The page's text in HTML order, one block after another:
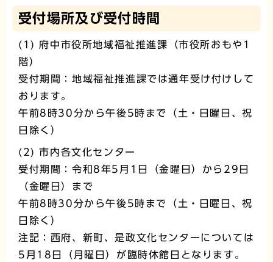
受付場所及び受付時間
(1) 府中市役所地域福祉推進課（市役所おもや1
階）
受付期間：地域福祉推進課では通年受け付けして
おります。
午前8時30分から午後5時まで（土・日曜日、祝
日除く）
(2) 市内各文化センター
受付期間：令和8年5月1日（金曜日）から29日
（金曜日）まで
午前8時30分から午後5時まで（土・日曜日、祝
日除く）
注記：西府、新町、是政文化センターについては
5月18日（月曜日）が臨時休館日となります。